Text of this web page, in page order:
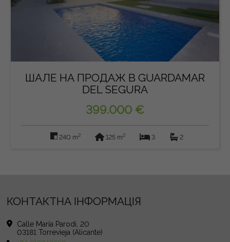
ШАЛЕ НА ПРОДАЖ В GUARDAMAR
DEL SEGURA
399.000 €
240 m2 125 m2 3 2
КОНТАКТНА ІНФОРМАЦІЯ
Calle María Parodi, 20
03181 Torrevieja (Alicante)